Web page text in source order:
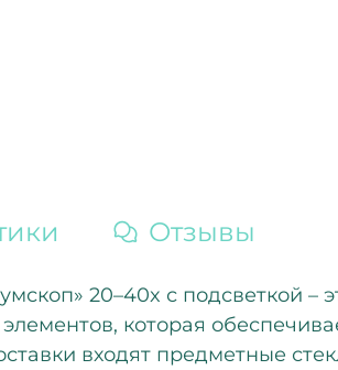
Отзывы
20–40x с подсветкой –
которая
входят предметные